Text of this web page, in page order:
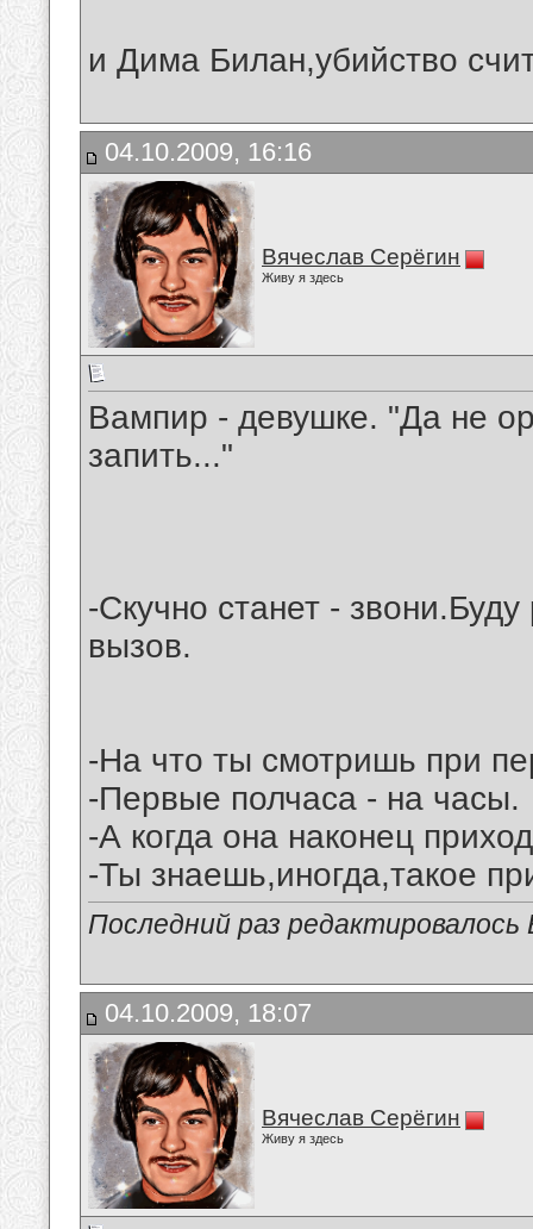
и Дима Билан,убийство
04.10.2009, 16:16
Вячеслав Серёгин
Живу я здесь
Вампир - девушке. "Да не
запить..."
-Скучно станет -
вызов.
-На что ты смотришь при
-Первые полчаса - на часы.
-А когда она наконец
-Ты знаешь,иногда,такое
Последний раз
04.10.2009, 18:07
Вячеслав Серёгин
Живу я здесь